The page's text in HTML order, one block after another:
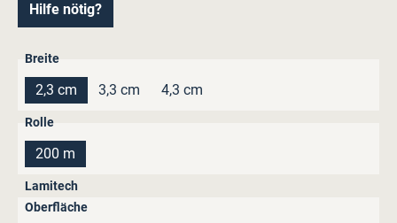
Hilfe nötig?
Breiteauswählen
2,3 cm 3,3 cm 4,3 cm
Rolleauswählen
200 m
Lamitech
Oberflächeauswählen